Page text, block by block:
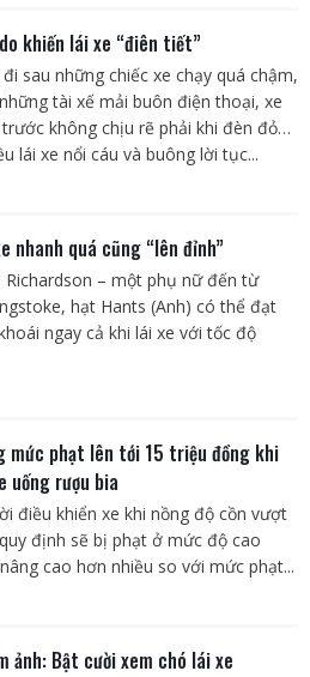
khiến lái xe “điên tiết”
đi sau những chiếc xe chạy quá chậm,
tài xế mải buôn điện thoại, xe
không chịu rẽ phải khi đèn đỏ…
lái xe nổi cáu và buông lời tục...
nhanh quá cũng “lên đỉnh”
Richardson – một phụ nữ đến từ
hạt Hants (Anh) có thể đạt
ngay cả khi lái xe với tốc độ
mức phạt lên tới 15 triệu đồng khi
uống rượu bia
điều khiển xe khi nồng độ cồn vượt
định sẽ bị phạt ở mức độ cao
cao hơn nhiều so với mức phạt...
ảnh: Bật cười xem chó lái xe